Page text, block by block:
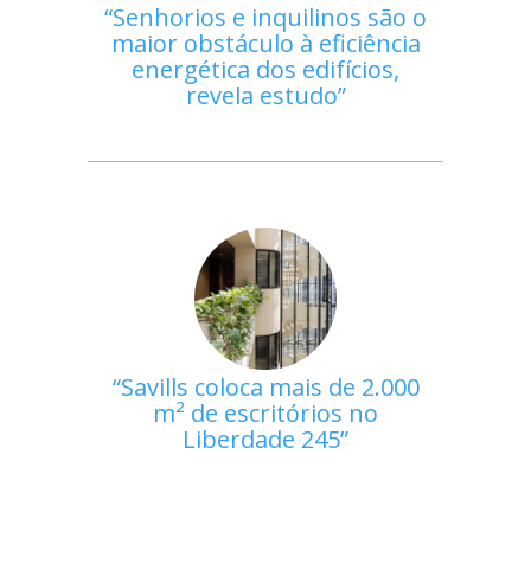
Senhorios e inquilinos são o
maior obstáculo à eficiência
energética dos edifícios,
revela estudo
Savills coloca mais de 2.000
m² de escritórios no
Liberdade 245